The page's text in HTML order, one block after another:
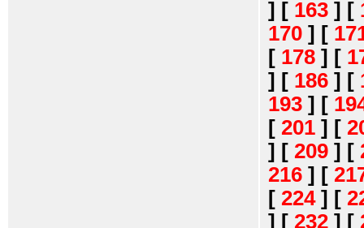
] [ 163 ] [
170 ] [
[ 178 ] [
] [ 186 ] [
193 ] [
[ 201 ] [
] [ 209 ] [
216 ] [
[ 224] [
] [ 232 ] [